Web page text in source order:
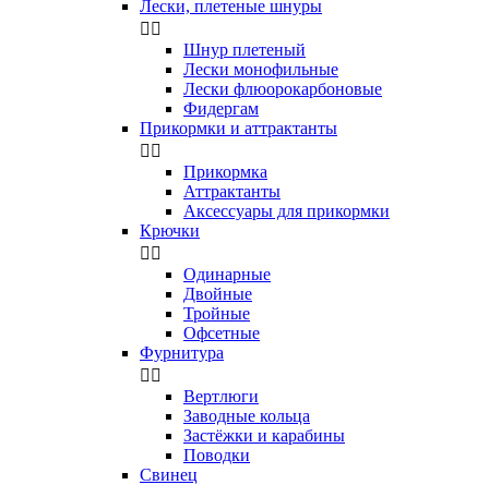
Лески, плетеные шнуры
 
Шнур плетеный
Лески монофильные
Лески флюорокарбоновые
Фидергам
Прикормки и аттрактанты
 
Прикормка
Аттрактанты
Аксессуары для прикормки
Крючки
 
Одинарные
Двойные
Тройные
Офсетные
Фурнитура
 
Вертлюги
Заводные кольца
Застёжки и карабины
Поводки
Свинец